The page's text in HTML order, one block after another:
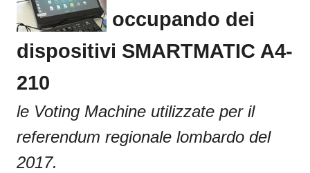
occupando dei
dispositivi SMARTMATIC A4-
210
le Voting Machine utilizzate per il
referendum regionale lombardo del
2017.